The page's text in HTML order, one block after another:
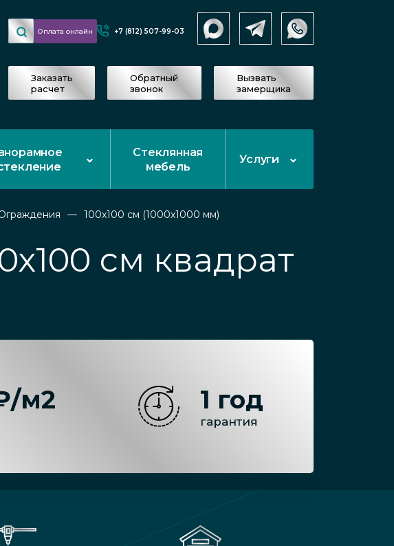
Оплата онлайн +7 (812) 507-99-03
Заказать
расчет
Обратный
звонок
Вызвать
замерщика
Стеклянная
мебель
Услуги
100x100 см (1000х1000 мм)
см квадрат
м2 1 год
гарантия